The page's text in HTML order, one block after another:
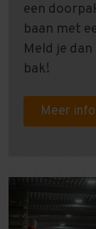
een
baan met
Meld je
bak!
Meer